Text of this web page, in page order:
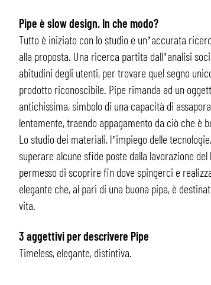
Pipe è slow design. In che modo?
Tutto è iniziato con lo studio e un’accurata
alla proposta. Una ricerca partita dall’analisi
abitudini degli utenti, per trovare quel segno
prodotto riconoscibile. Pipe rimanda ad un
antichissima, simbolo di una capacità di
lentamente, traendo appagamento da ciò che è
Lo studio dei materiali, l’impiego delle
superare alcune sfide poste dalla lavorazione del
permesso di scoprire fin dove spingerci e
elegante che, al pari di una buona pipa, è
vita.
3 aggettivi per descrivere Pipe
Timeless, elegante, distintiva.